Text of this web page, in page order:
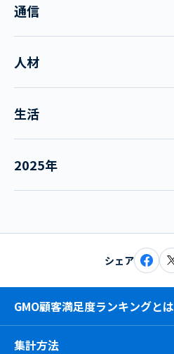
通信
人材
生活
2025年
シェア
GMO顧客満足度ランキングとは
集計方法